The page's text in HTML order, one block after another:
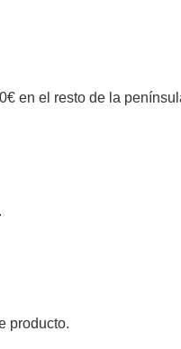
en el resto de la
producto.